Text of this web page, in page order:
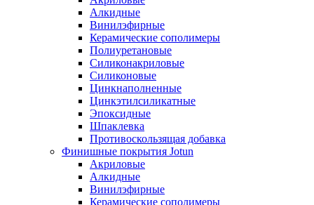
Алкидные
Винилэфирные
Керамические сополимеры
Полиуретановые
Силиконакриловые
Силиконовые
Цинкнаполненные
Цинкэтилсиликатные
Эпоксидные
Шпаклевка
Противоскользящая добавка
Финишные покрытия Jotun
Акриловые
Алкидные
Винилэфирные
Керамические сополимеры